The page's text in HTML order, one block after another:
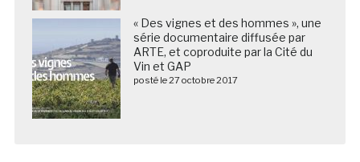
« Des vignes et des hommes », une
série documentaire diffusée par
ARTE, et coproduite par la Cité du
Vin et GAP
posté le 27 octobre 2017